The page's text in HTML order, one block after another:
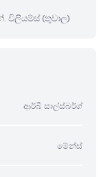
විලියම්ස් (තුවාල)
ආර්බී සාල්ස්බර්ග්
මේන්ස්